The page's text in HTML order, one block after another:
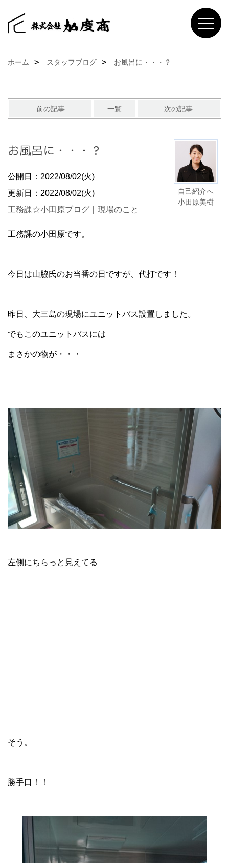
ホーム スタッフブログ お風呂に・・・？
前の記事 一覧 次の記事
自己紹介へ
小田原美樹
お風呂に・・・？
公開日：2022/08/02(火)
更新日：2022/08/02(火)
工務課☆小田原ブログ
現場のこと
工務課の小田原です。
今日は山脇氏のお当番の日ですが、代打です！
昨日、大三島の現場にユニットバス設置しました。
でもこのユニットバスには
まさかの物が・・・
左側にちらっと見えてる
そう。
勝手口！！